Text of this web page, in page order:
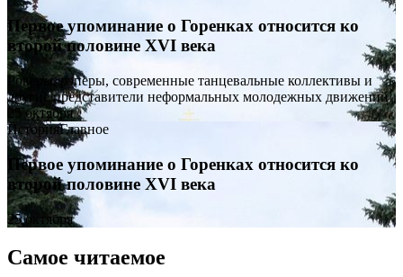
Первое упоминание о Горенках относится ко
второй половине XVI века
Рокеры, рэперы, современные танцевальные коллективы и
другие представители неформальных молодежных движений
25 октября
ИсторияГлавное
Первое упоминание о Горенках относится ко
второй половине XVI века
25 октября
Самое читаемое